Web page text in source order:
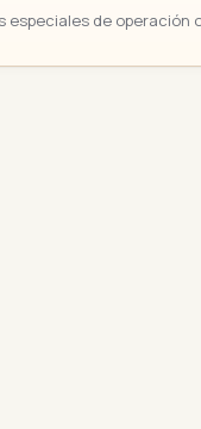
de operación